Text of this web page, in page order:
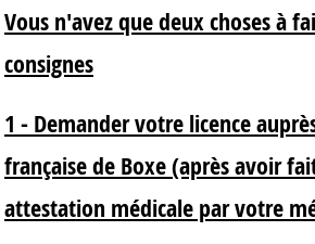
Vous n'avez que deux choses à
consignes
1 - Demander votre licence
française de Boxe (après avoir
attestation médicale par votre